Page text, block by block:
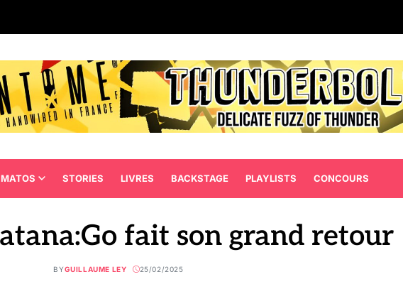
MATOS STORIES LIVRES BACKSTAGE PLAYLISTS CONCOURS
fait son grand retour
BYGUILLAUME LEY 25/02/2025